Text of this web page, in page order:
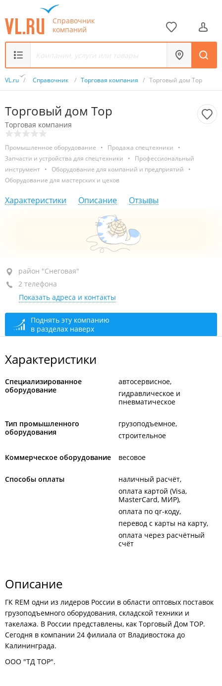
Справочник
компаний
VL.ru / Справочник / Торговая компания / Торговый дом Тор
Торговый дом Тор
Торговая компания
Промышленное оборудование • Продажа спецтехники
•
Запчасти и устройства для спецтехники
•
Профессиональный
инструмент • Оборудование для компаний и предприятий
•
Оборудование для мастерских и цехов
Характеристики Описание Отзывы
район "Снеговая", ул. Снеговая, 64А стр. 1
+7 966 293-41-82
Склад сегодня закрыто
Офис сегодня закрыто
район "Снеговая"
2 телефона
Показать адреса и контакты
Поднять эту компанию
в разделах наверх
Характеристики
Специализированное
оборудование
автосервисное
гидравлическое и
пневматическое
Тип промышленного
оборудования
грузоподъемное
строительное
Коммерческое оборудование весовое
Способы оплаты
наличный расчёт
оплата картой (Visa,
MasterCard, МИР)
оплата по qr-коду
перевод с карты на карту
оплата через расчётный
счёт
Описание
ГК REM одни из лидеров России в области оптовых поставок
грузоподъемного оборудования, складской техники и
такелажа. В России представлены, как Торговый Дом ТОР.
Сегодня в компании 24 филиала от Владивостока до
Калининграда.
ООО "ТД ТОР".